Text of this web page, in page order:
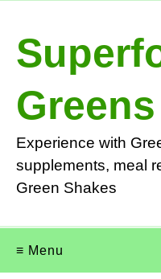
Greens
Experience with
supplements, meal
Green Shakes
≡ Menu